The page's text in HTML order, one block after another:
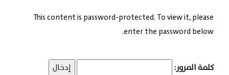
This content is password-protected. To view it, please
enter the password below.
كلمة المرور: